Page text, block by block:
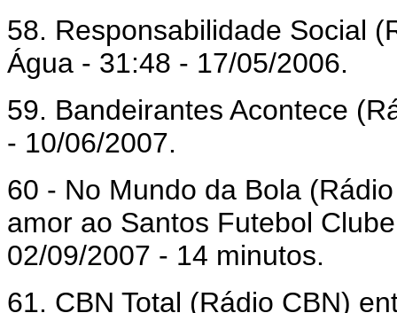
58. Responsabilidade Social
Água - 31:48 - 17/05/2006.
59. Bandeirantes Acontece
- 10/06/2007.
60 - No Mundo da Bola
amor ao Santos Futebol
02/09/2007 - 14 minutos.
61. CBN Total (Rádio CBN)